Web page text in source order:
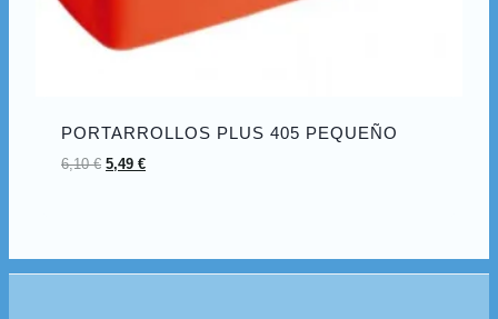
PORTARROLLOS PLUS 405 PEQUEÑO
6,10€ 5,49€